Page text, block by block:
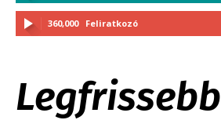
360,000 Feliratkozó
Legfrissebb